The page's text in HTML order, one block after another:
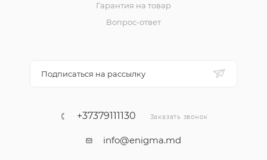
Гарантия на товар
Вопрос-ответ
Подписаться на рассылку
+37379111130 Заказать звонок
info@enigma.md